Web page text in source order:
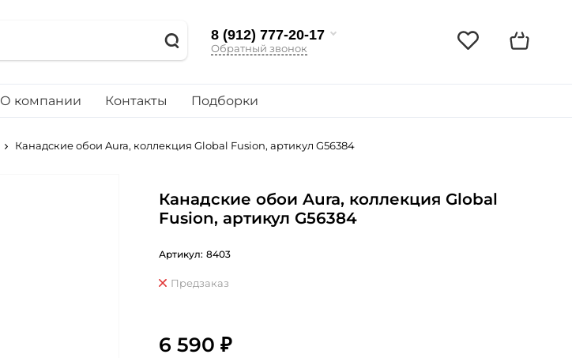
8 (912) 777-20-17
Обратный звонок
О компании Контакты Подборки
Канадские обои Aura, коллекция Global Fusion, артикул G56384
Канадские обои Aura, коллекция Global
Fusion, артикул G56384
Артикул: 8403
Предзаказ
6 590 ₽